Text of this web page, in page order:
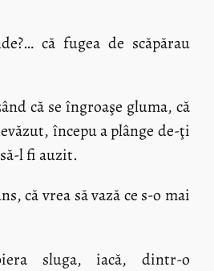
că fugea de scăpărau
că se îngroaşe gluma, că
începu a plânge de-ţi
l fi auzit.
că vrea să vază ce s-o mai
sluga, iacă, dintr-o